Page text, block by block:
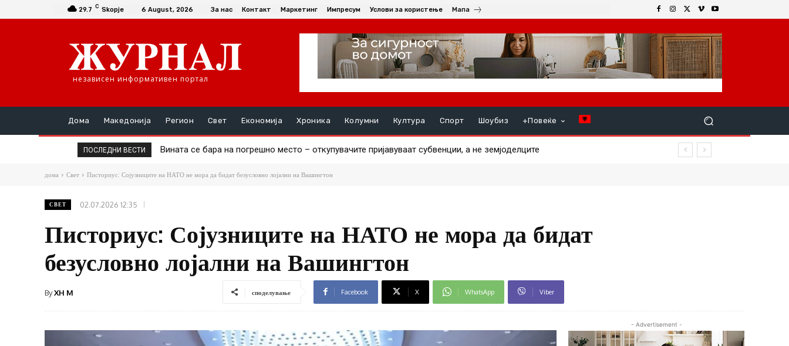
29.7 C Skopje 6 August, 2026 За нас Контакт Маркетинг Импресум Услови за користење Мапа
независен информативен портал
Дома Македонија Регион Свет Економија Хроника Колумни Култура Спорт Шоубиз +Повеќе
ПОСЛЕДНИ ВЕСТИ Вината се бара на погрешно место – откупувачите пријавуваат субвенции, а не земјоделците
Дел од онколошката терапија пристигна, другиот за два дена
дома Свет Писториус: Сојузниците на НАТО не мора да бидат безусловно лојални на Вашингтон
СВЕТ 02.07.2026 12:35
Писториус: Сојузниците на НАТО не мора да бидат
безусловно лојални на Вашингтон
ByXH M споделување Facebook X WhatsApp Viber
- Advertisement -